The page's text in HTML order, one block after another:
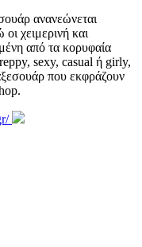
ανανεώνεται
χειμερινή και
από τα κορυφαία
sexy, casual ή girly,
που εκφράζουν